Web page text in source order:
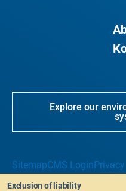
Explore our
SitemapCMS LoginPrivacy
Exclusion of liability